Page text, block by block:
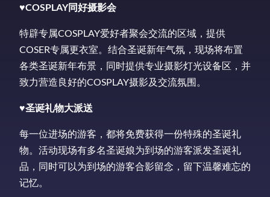
♥COSPLAY同好摄影会
特辟专属COSPLAY爱好者聚会交流的区域，提供
COSER专属更衣室。结合圣诞新年气氛，现场将布置
各类圣诞新年布景，同时提供专业摄影灯光设备区，并
致力营造良好的COSPLAY摄影及交流氛围。
♥圣诞礼物大派送
每一位进场的游客，都将免费获得一份特殊的圣诞礼
物。活动现场有多名圣诞娘为到场的游客派发圣诞礼
品，同时可以为到场的游客合影留念，留下温馨难忘的
记忆。